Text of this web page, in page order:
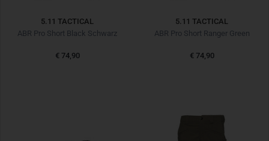
5.11 TACTICAL
ABR Pro Short Black Schwarz
€ 74,90
5.11 TACTICAL
ABR Pro Short Ranger Green
€ 74,90